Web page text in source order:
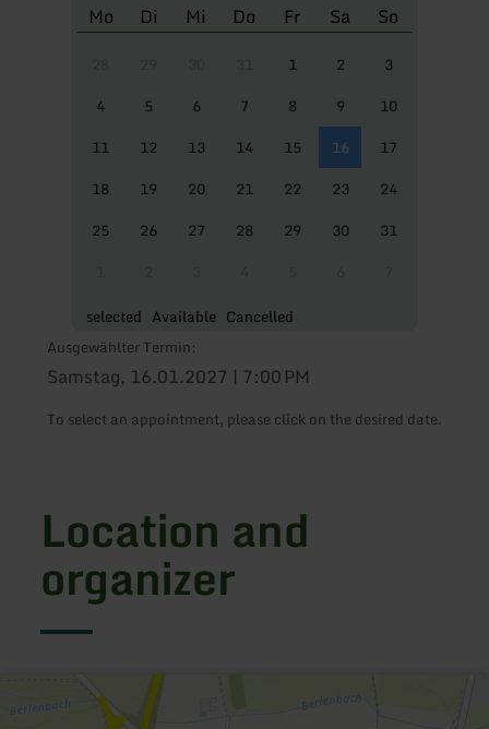
Mo Di Mi Do Fr Sa So
1 2
3
4
5 6 7 8 9
10
11
12 13 14 15 16
17
18
19 20 21 22 23
24
25
26 27 28 29 30
31
selected Available Cancelled
Ausgewählter Termin:
Samstag, 16.01.2027 | 7:00 PM
To select an appointment, please click on the desired date.
Location and
organizer